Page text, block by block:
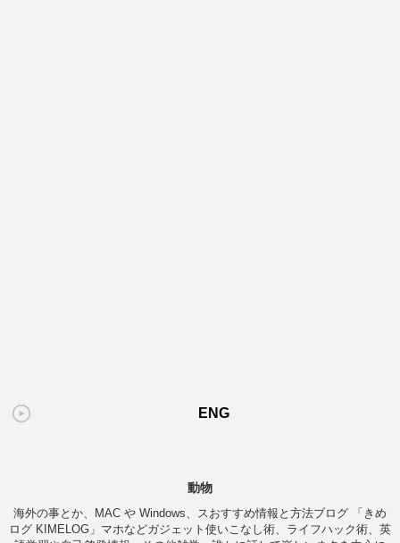
ENG
動物
海外の事とか、MAC や Windows、スおすすめ情報と方法ブログ 「きめ
ログ KIMELOG」マホなどガジェット使いこなし術、ライフハック術、英